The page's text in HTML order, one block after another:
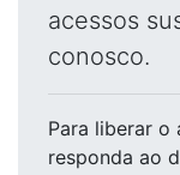
acessos
conosco.
Para liberar o
responda ao